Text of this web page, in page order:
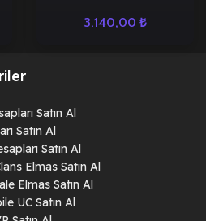
3.140,00 ₺
Satın Al
Satın Al
Satın Al
Elmas Satın Al
Elmas Satın Al
UC Satın Al